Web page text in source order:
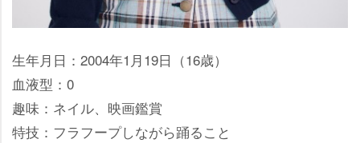
生年月日：2004年1月19日（16歳）
血液型：0
趣味：ネイル、映画鑑賞
特技：フラフープしながら踊ること